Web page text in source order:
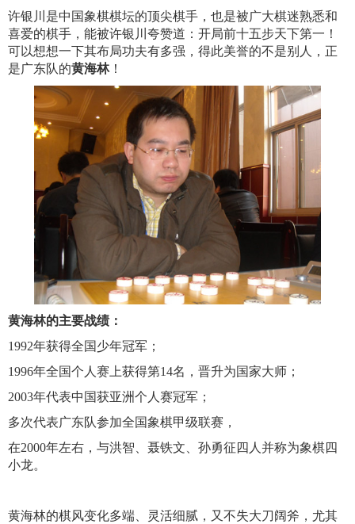
许银川是中国象棋棋坛的顶尖棋手，也是被广大棋迷熟悉和
喜爱的棋手，能被许银川夸赞道：开局前十五步天下第一！
可以想想一下其布局功夫有多强，得此美誉的不是别人，正
是广东队的黄海林！
黄海林的主要战绩：
1992年获得全国少年冠军；
1996年全国个人赛上获得第14名，晋升为国家大师；
2003年代表中国获亚洲个人赛冠军；
多次代表广东队参加全国象棋甲级联赛，
在2000年左右，与洪智、聂铁文、孙勇征四人并称为象棋四
小龙。
黄海林的棋风变化多端、灵活细腻，又不失大刀阔斧，尤其